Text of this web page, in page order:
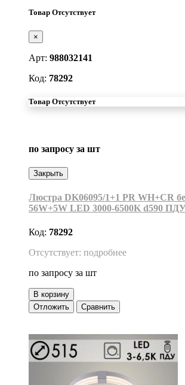
Товар Отсутствует
×
Арт: 988032141
Код: 78292
Товар Отсутствует
по запросу за шт
Закрыть
Люстра DK06095/1+1 PR WH+CR
56W+5W LED 3000-6500K d590
Код: 78292
Отсутствует: подробнее
по запросу за шт
В корзину
Отложить
Сравнить